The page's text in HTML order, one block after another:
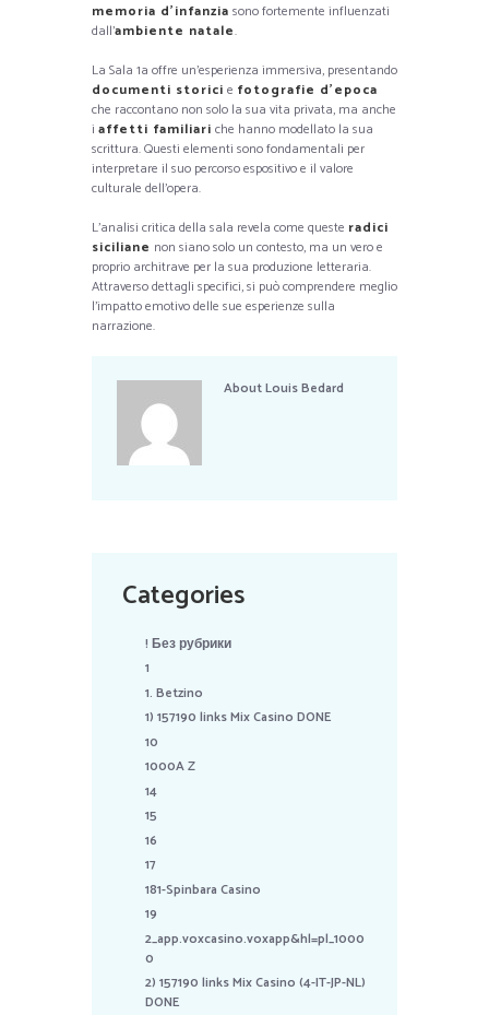
memoria d’infanzia sono fortemente influenzati
dall’ambiente natale.
La Sala 1a offre un’esperienza immersiva, presentando
documenti storici e fotografie d’epoca
che raccontano non solo la sua vita privata, ma anche
i affetti familiari che hanno modellato la sua
scrittura. Questi elementi sono fondamentali per
interpretare il suo percorso espositivo e il valore
culturale dell’opera.
L’analisi critica della sala revela come queste radici
siciliane non siano solo un contesto, ma un vero e
proprio architrave per la sua produzione letteraria.
Attraverso dettagli specifici, si può comprendere meglio
l’impatto emotivo delle sue esperienze sulla
narrazione.
AboutLouis Bedard
Categories
! Без рубрики
1
1. Betzino
1) 157190 links Mix Casino DONE
10
1000A Z
14
15
16
17
181-Spinbara Casino
19
2_app.voxcasino.voxapp&hl=pl_1000
0
2) 157190 links Mix Casino (4-IT-JP-NL)
DONE